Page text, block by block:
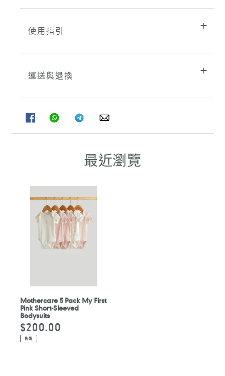
使用指引
運送與退換
FACEBOOK
分
享
WHATSAPPTELEGRAM
分
享
WHATSAPP
最近瀏覽
Mothercare 5 Pack My First
Pink Short-Sleeved
Bodysuits
定
價
$200.00
售罄